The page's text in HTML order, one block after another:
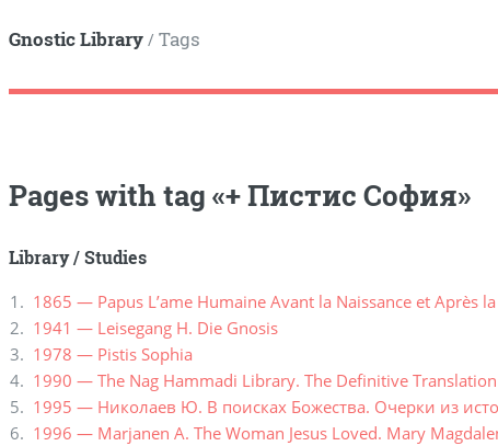
Gnostic Library/ Tags
Pages with tag «+ Пистис София»
Library/Studies
1865 — Papus L’ame Humaine Avant la Naissance et Après
1941 — Leisegang H. Die Gnosis
1978 — Pistis Sophia
1990 — The Nag Hammadi Library. The Definitive
1995 — Николаев Ю. В поисках Божества. Очерки из
1996 — Marjanen A. The Woman Jesus Loved. Mary
Toggle